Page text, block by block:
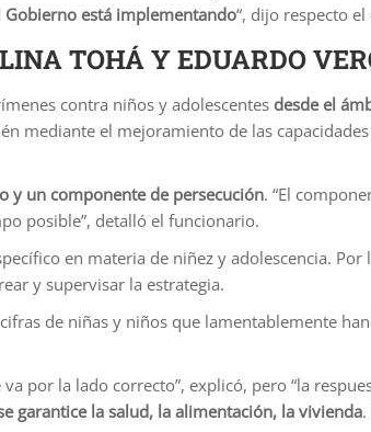
está implementando“, dijo respecto
TOHÁ Y EDUARDO
contra niños y adolescentes desde el
mediante el mejoramiento de las
y un componente de persecución. “El
posible”, detalló el funcionario.
en materia de niñez y adolescencia.
y supervisar la estrategia.
de niñas y niños que lamentablemente
por la lado correcto”, explicó, pero “la
garantice la salud, la alimentación, la vivienda